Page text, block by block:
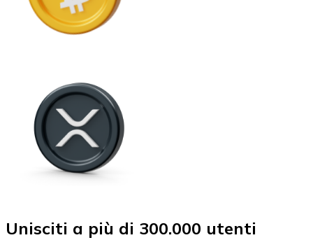
Unisciti a più di 300.000 utenti